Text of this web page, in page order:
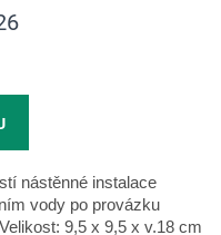
nástěnné instalace
vody po provázku
9,5 x 9,5 x v.18 cm